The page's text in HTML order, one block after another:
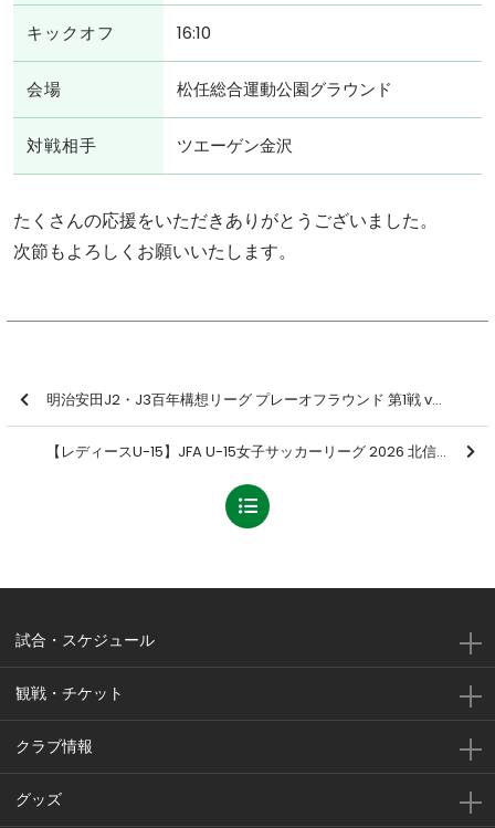
キックオフ 16:10
会場 松任総合運動公園グラウンド
対戦相手 ツエーゲン金沢
たくさんの応援をいただきありがとうございました。
次節もよろしくお願いいたします。
明治安田J2・J3百年構想リーグ プレーオフラウンド 第1戦 vs モンテディオ山形戦の結果
【レディースU-15】JFA U-15女子サッカーリーグ 2026 北信越 第7節 結果のお知らせ
試合・スケジュール
観戦・チケット
クラブ情報
グッズ